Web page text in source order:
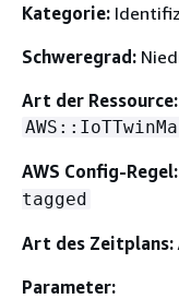
Kategorie:
Schweregrad:
Art der Ressource:
AWS Config-Regel:
tagged
Art des Zeitplans:
Parameter: